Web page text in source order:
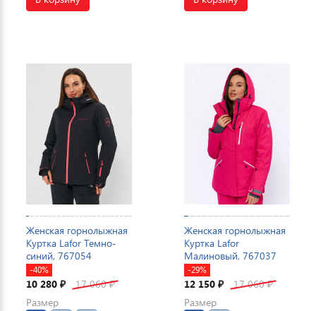
Женская горнолыжная
Куртка Lafor Темно-
синий, 767054
-40%
10 280 ₽ 17 060₽
Размер
Женская горнолыжная
Куртка Lafor
Малиновый, 767037
-29%
12 150 ₽ 17 060₽
Размер